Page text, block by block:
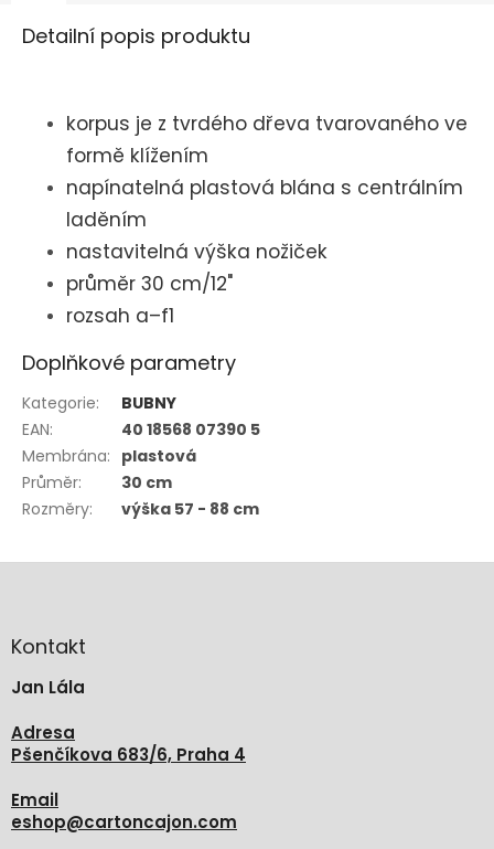
Detailní popis produktu
korpus je z tvrdého dřeva tvarovaného ve
formě klížením
napínatelná plastová blána s centrálním
laděním
nastavitelná výška nožiček
průměr 30 cm/12"
rozsah a–f1
Doplňkové parametry
Kategorie:
BUBNY
EAN:
40 18568 07390 5
Membrána: plastová
Průměr:
30 cm
Rozměry: výška 57 - 88 cm
Z
aKontakt
Jan Lála
Adresa
Pšenčíkova 683/6, Praha 4
Email
eshop@cartoncajon.com